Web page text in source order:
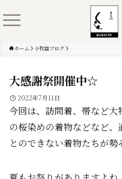
ホーム 小牧店ブログ
大感謝祭開催中☆
2022年7月11日
今回は、訪問着、帯など
の桜染めの着物などなど、
とのできない着物たちが勢